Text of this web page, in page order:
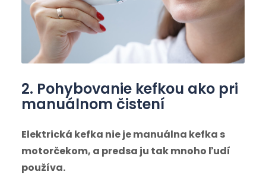
2. Pohybovanie kefkou ako pri
manuálnom čistení
Elektrická kefka nie je manuálna kefka s
motorčekom, a predsa ju tak mnoho ľudí
používa.